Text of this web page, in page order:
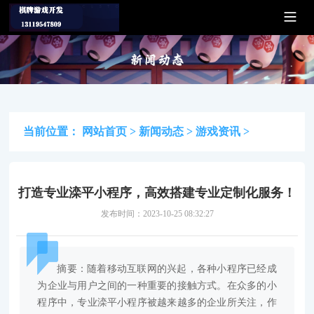
当前位置： 网站首页 > 新闻动态 >游戏资讯 >
打造专业滦平小程序，高效搭建专业定制化服务！
发布时间：2023-10-25 08:32:27
摘要：随着移动互联网的兴起，各种小程序已经成
为企业与用户之间的一种重要的接触方式。在众多的小
程序中，专业滦平小程序被越来越多的企业所关注，作